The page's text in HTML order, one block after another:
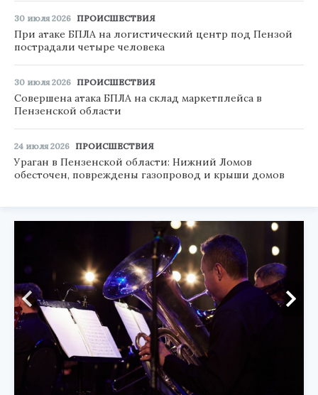
30 июля 2026 ПРОИСШЕСТВИЯ
При атаке БПЛА на логистический центр под Пензой
пострадали четыре человека
30 июля 2026 ПРОИСШЕСТВИЯ
Совершена атака БПЛА на склад маркетплейса в
Пензенской области
24 июля 2026 ПРОИСШЕСТВИЯ
Ураган в Пензенской области: Нижний Ломов
обесточен, повреждены газопровод и крыши домов